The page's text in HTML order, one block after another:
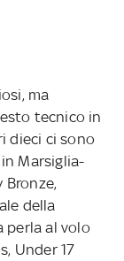
ma
tecnico in
dieci ci sono
Marsiglia-
Bronze,
della
perla al volo
Under 17